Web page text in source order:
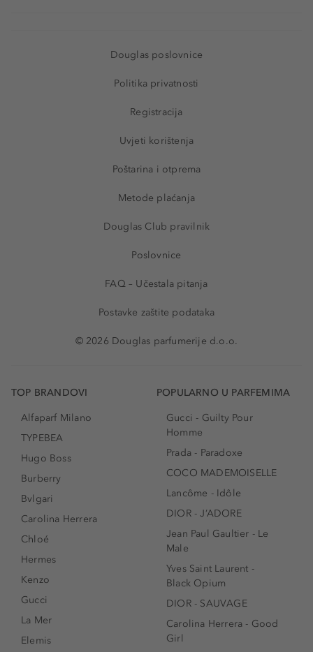
Douglas poslovnice
Politika privatnosti
Registracija
Uvjeti korištenja
Poštarina i otprema
Metode plaćanja
Douglas Club pravilnik
Poslovnice
FAQ – Učestala pitanja
Postavke zaštite podataka
© 2026 Douglas parfumerije d.o.o.
TOP BRANDOVI
Alfaparf Milano
TYPEBEA
Hugo Boss
Burberry
Bvlgari
Carolina Herrera
Chloé
Hermes
Kenzo
Gucci
La Mer
Elemis
POPULARNO U PARFEMIMA
Gucci - Guilty Pour
Homme
Prada - Paradoxe
COCO MADEMOISELLE
Lancôme - Idôle
DIOR - J’ADORE
Jean Paul Gaultier - Le
Male
Yves Saint Laurent -
Black Opium
DIOR - SAUVAGE
Carolina Herrera - Good
Girl